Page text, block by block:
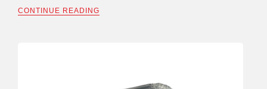
CONTINUE READING